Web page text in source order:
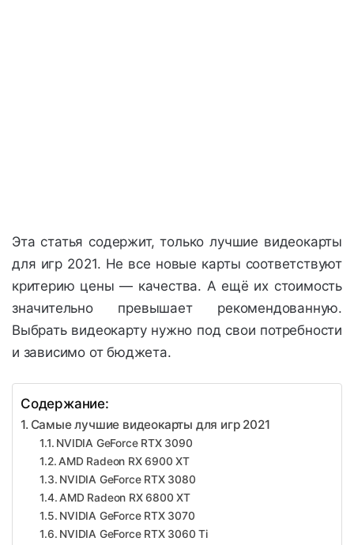
Эта статья содержит, только лучшие видеокарты
для игр 2021. Не все новые карты соответствуют
критерию цены — качества. А ещё их стоимость
значительно превышает рекомендованную.
Выбрать видеокарту нужно под свои потребности
и зависимо от бюджета.
Содержание:
Самые лучшие видеокарты для игр 2021
NVIDIA GeForce RTX 3090
AMD Radeon RX 6900 XT
NVIDIA GeForce RTX 3080
AMD Radeon RX 6800 XT
NVIDIA GeForce RTX 3070
NVIDIA GeForce RTX 3060 Ti